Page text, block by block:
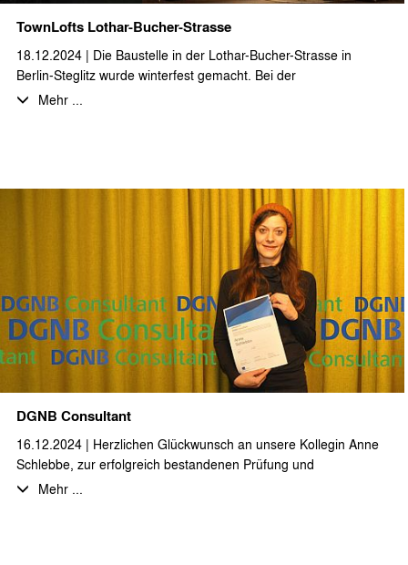
TownLofts Lothar-Bucher-Strasse
18.12.2024 | Die Baustelle in der Lothar-Bucher-Strasse in
Berlin-Steglitz wurde winterfest gemacht. Bei der
zweigeschossigen Dachgeschossaufstockung bzw. -neubau
und interessierten Nachbarn eingeweiht. Wir bedanken uns bei
unseren Auftraggebern herzlich für die Einladung und wünschen
allen erholsame Feiertage und einen guten Rutsch ins neue
Mehr ...
DGNB Consultant
16.12.2024 | Herzlichen Glückwunsch an unsere Kollegin Anne
Schlebbe, zur erfolgreich bestandenen Prüfung und
Zertifizierung als DGNB Consultant!
Mehr ...